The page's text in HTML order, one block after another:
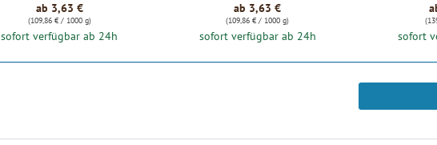
ab 3,63 €
(109,86 € / 1000 g)
sofort verfügbar ab 24h
ab 3,63 €
(109,86 € / 1000 g)
sofort verfügbar ab 24h sofort